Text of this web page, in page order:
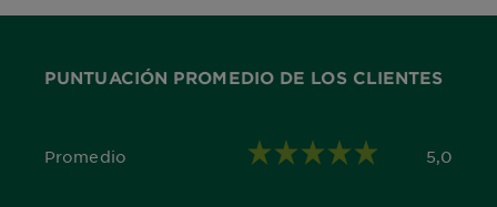
PUNTUACIÓN PROMEDIO DE LOS CLIENTES
Promedio
5,0 out of 5 stars 5,0